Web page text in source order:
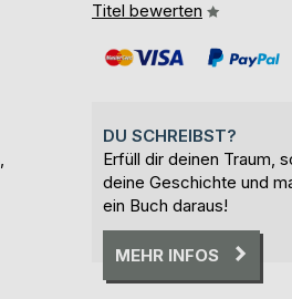
Titel bewerten
DU SCHREIBST?
Erfüll dir deinen Traum,
deine Geschichte und
ein Buch daraus!
MEHR INFOS